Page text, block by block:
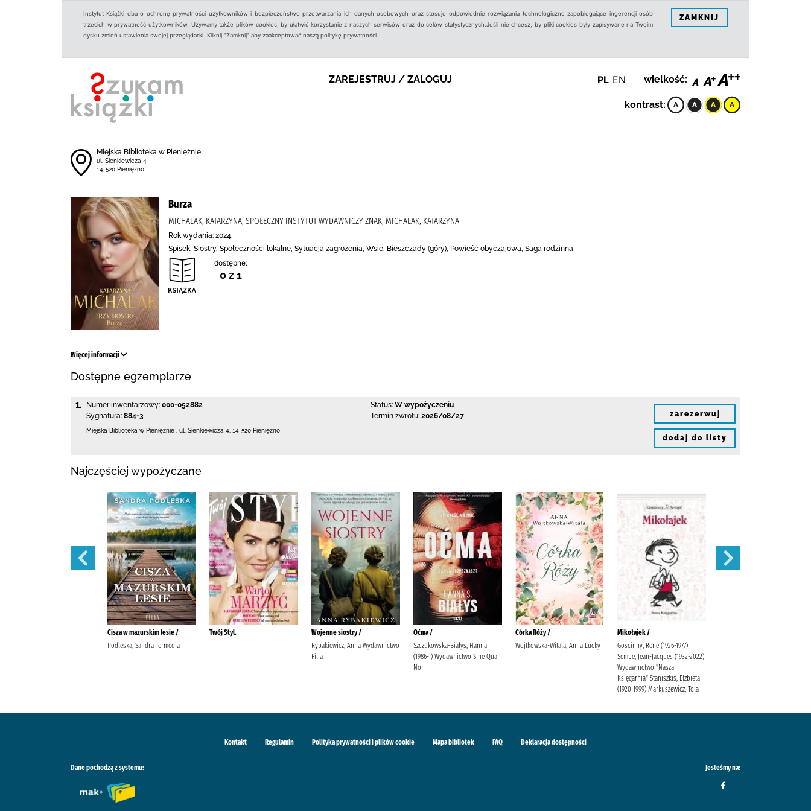
Instytut Książki dba o ochronę prywatności użytkowników i bezpieczeństwo przetwarzania ich danych osobowych oraz stosuje odpowiednie rozwiązania technologiczne zapobiegające ingerencji osób
trzecich w prywatność użytkowników. Używamy także plików cookies, by ułatwić korzystanie z naszych serwisów oraz do celów statystycznych.Jeśli nie chcesz, by pliki cookies były zapisywane na Twoim
dysku zmień ustawienia swojej przeglądarki. Kliknij "Zamknij" aby zaakceptować naszą politykę prywatności.
ZAMKNIJ
ZAREJESTRUJ / ZALOGUJ PL EN wielkość:
kontrast:
Miejska Biblioteka w Pieniężnie
ul. Sienkiewicza 4
14-520 Pieniężno
Burza
MICHALAK, KATARZYNA, SPOŁECZNY INSTYTUT WYDAWNICZY ZNAK, MICHALAK, KATARZYNA
Rok wydania: 2024.
Spisek, Siostry, Społeczności lokalne, Sytuacja zagrożenia, Wsie, Bieszczady (góry), Powieść obyczajowa, Saga rodzinna
dostępne:
0 z 1
Więcej informacji
Dostępne egzemplarze
1. Numer inwentarzowy: 000-052882
Sygnatura: 884-3
Status: W wypożyczeniu
Termin zwrotu: 2026/08/27
Miejska Biblioteka w Pieniężnie ul. Sienkiewicza 4 14-520 Pieniężno
zarezerwuj
dodaj do listy
Najczęściej wypożyczane
Cisza w mazurskim lesie /
Podleska, Sandra Termedia
Twój Styl.
Wojenne siostry /
Rybakiewicz, Anna Wydawnictwo
Filia
Oćma /
Szczukowska-Białys, Hanna
(1986- ) Wydawnictwo Sine Qua
Non
Córka Róży /
Wojtkowska-Witala, Anna Lucky
Mikołajek /
Goscinny, René (1926-1977)
Sempé, Jean-Jacques (1932-2022)
Wydawnictwo "Nasza
Księgarnia" Staniszkis, Elżbieta
(1920-1999) Markuszewicz, Tola
Kontakt Regulamin Polityka prywatności i plików cookie Mapa bibliotek FAQ Deklaracja dostępności
Dane pochodzą z systemu: Jesteśmy na: